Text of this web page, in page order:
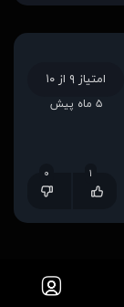
۱ ۰
امتیاز ۹ از ۱۰
۵ ماه پیش